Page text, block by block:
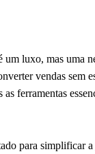
luxo, mas uma
vendas sem
ferramentas
para simplificar